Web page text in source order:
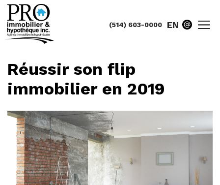
(514) 603-0000 EN
Réussir son flip
immobilier en 2019